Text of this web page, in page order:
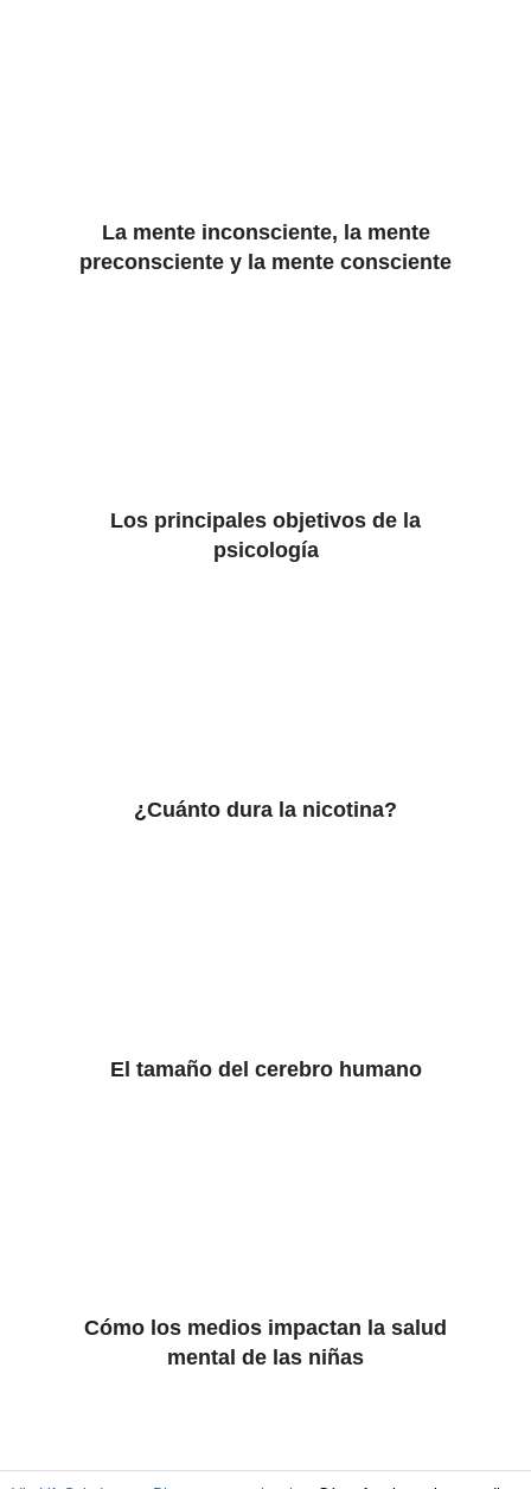
La mente inconsciente, la mente
preconsciente y la mente consciente
Los principales objetivos de la
psicología
¿Cuánto dura la nicotina?
El tamaño del cerebro humano
Cómo los medios impactan la salud
mental de las niñas